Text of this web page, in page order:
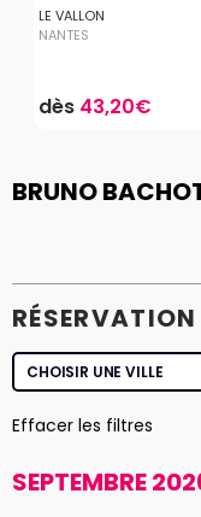
LE VALLON
NANTES
dès 43,20€
BRUNO
RÉSERVATION
Effacer les filtres
SEPTEMBRE